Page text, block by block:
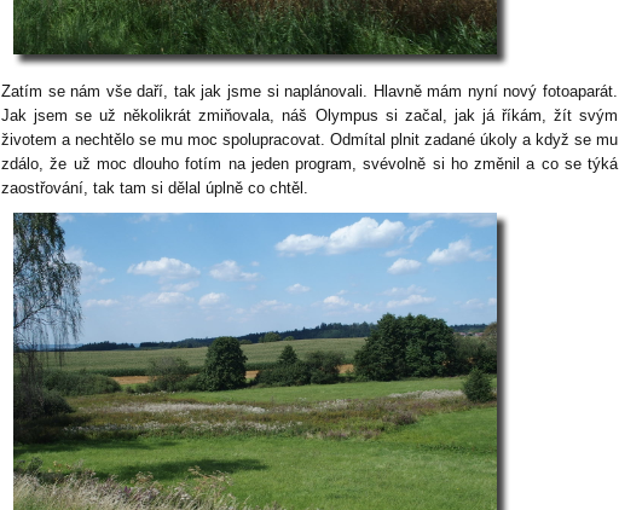
Zatím se nám vše daří, tak jak jsme si naplánovali. Hlavně mám nyní nový fotoaparát.
Jak jsem se už několikrát zmiňovala, náš Olympus si začal, jak já říkám, žít svým
životem a nechtělo se mu moc spolupracovat. Odmítal plnit zadané úkoly a když se mu
zdálo, že už moc dlouho fotím na jeden program, svévolně si ho změnil a co se týká
zaostřování, tak tam si dělal úplně co chtěl.